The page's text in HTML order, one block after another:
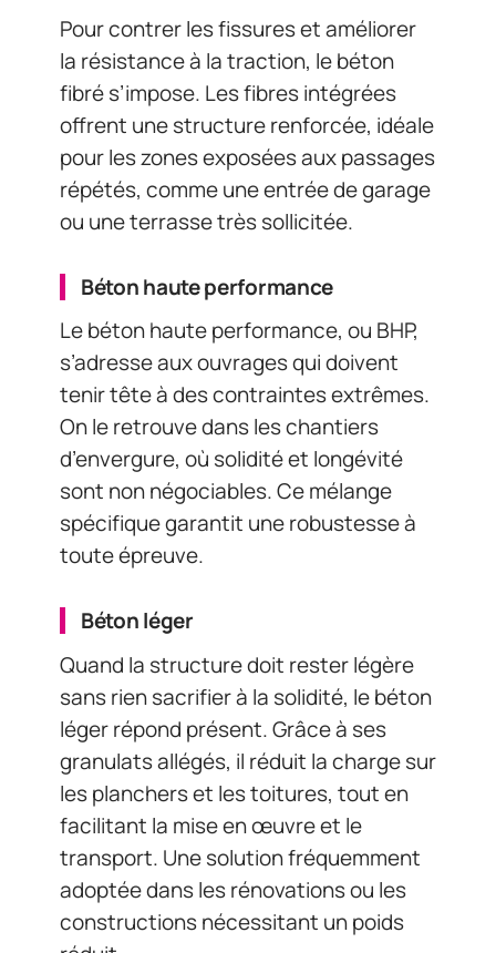
Pour contrer les fissures et améliorer
la résistance à la traction, le béton
fibré s’impose. Les fibres intégrées
offrent une structure renforcée, idéale
pour les zones exposées aux passages
répétés, comme une entrée de garage
ou une terrasse très sollicitée.
Béton haute performance
Le béton haute performance, ou BHP,
s’adresse aux ouvrages qui doivent
tenir tête à des contraintes extrêmes.
On le retrouve dans les chantiers
d’envergure, où solidité et longévité
sont non négociables. Ce mélange
spécifique garantit une robustesse à
toute épreuve.
Béton léger
Quand la structure doit rester légère
sans rien sacrifier à la solidité, le béton
léger répond présent. Grâce à ses
granulats allégés, il réduit la charge sur
les planchers et les toitures, tout en
facilitant la mise en œuvre et le
transport. Une solution fréquemment
adoptée dans les rénovations ou les
constructions nécessitant un poids